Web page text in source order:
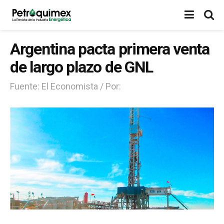
Argentina pacta primera venta
de largo plazo de GNL
Fuente: El Economista / Por: